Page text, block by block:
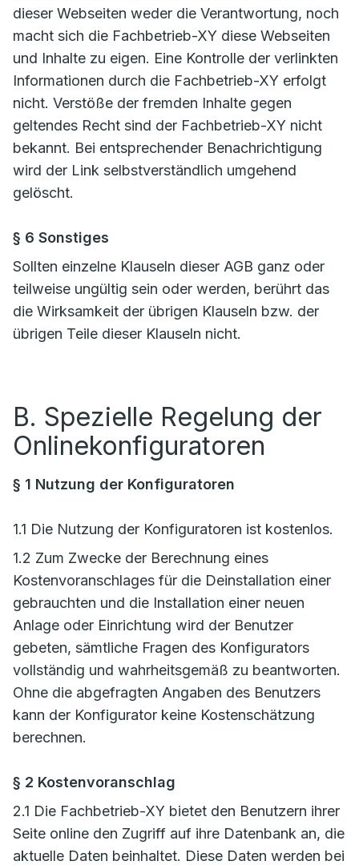
dieser Webseiten weder die Verantwortung, noch
macht sich die Fachbetrieb-XY diese Webseiten
und Inhalte zu eigen. Eine Kontrolle der verlinkten
Informationen durch die Fachbetrieb-XY erfolgt
nicht. Verstöße der fremden Inhalte gegen
geltendes Recht sind der Fachbetrieb-XY nicht
bekannt. Bei entsprechender Benachrichtigung
wird der Link selbstverständlich umgehend
gelöscht.
§ 6 Sonstiges
Sollten einzelne Klauseln dieser AGB ganz oder
teilweise ungültig sein oder werden, berührt das
die Wirksamkeit der übrigen Klauseln bzw. der
übrigen Teile dieser Klauseln nicht.
B. Spezielle Regelung der
Onlinekonfiguratoren
§ 1 Nutzung der Konfiguratoren
1.1 Die Nutzung der Konfiguratoren ist kostenlos.
1.2 Zum Zwecke der Berechnung eines
Kostenvoranschlages für die Deinstallation einer
gebrauchten und die Installation einer neuen
Anlage oder Einrichtung wird der Benutzer
gebeten, sämtliche Fragen des Konfigurators
vollständig und wahrheitsgemäß zu beantworten.
Ohne die abgefragten Angaben des Benutzers
kann der Konfigurator keine Kostenschätzung
berechnen.
§ 2 Kostenvoranschlag
2.1 Die Fachbetrieb-XY bietet den Benutzern ihrer
Seite online den Zugriff auf ihre Datenbank an, die
aktuelle Daten beinhaltet. Diese Daten werden bei